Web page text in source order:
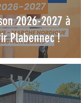
2026-2027 à
Plabennec !